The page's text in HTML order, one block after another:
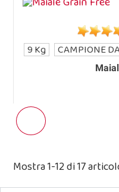
9 Kg CAMPIONE
Mostra 1-12 di 17